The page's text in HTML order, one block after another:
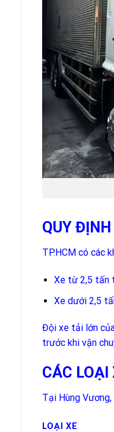
QUY
TP.HCM có các
Xe từ 2,5 tấn
Xe dưới 2,5
Đội xe tải lớn
trước khi vận
CÁC LOẠI
Tại Hùng
LOẠI XE